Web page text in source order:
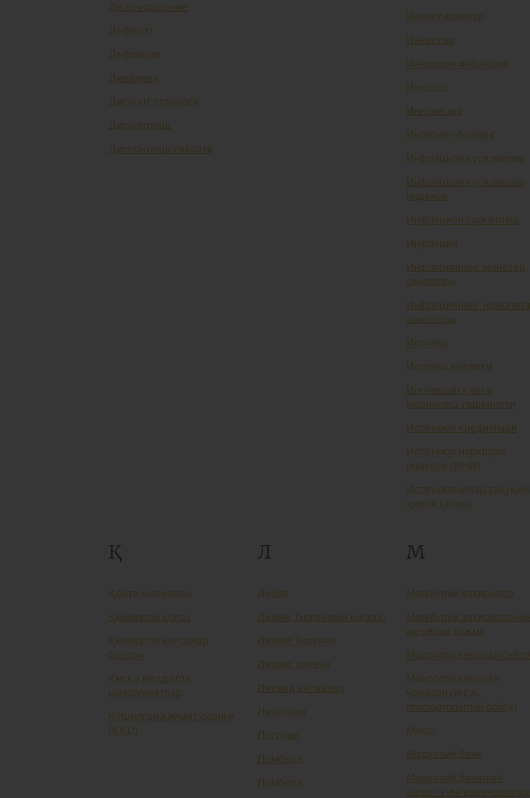
Депонирование
Дефицит
Дефляция
Дивиденд
Дисконт ставкаси
Дисконтлаш
Дисконтлаш сиёсати
Инвестициялар
Инвестор
Инерцион инфляция
Инкассо
Инновация
Интернет-банкинг
Инфляцион кутилмалар
Инфляцион кутилмалар
индекси
Инфляцион таргетлаш
Инфляция
Инфляциянинг монетар
омиллари
Инфляциянинг
омиллари
Ипотека
Ипотека кредити
Ипотекани қайта
молиялаш ташкилоти
Истеъмол кредитлари
Истеъмол нархлари
индекси (ИНИ)
Истеъмолчилар
ҳимоя қилиш
Қ
Қайта молиялаш
Қимматли қоғоз
Қимматли қоғозлар
бозори
Қисқа муддатли
мажбуриятлар
Қўшилган қиймат солиғи
(ҚҚС)
Л
Либор
Лизинг (молиявий ижара)
Лизинг берувчи
Лизинг олувчи
Ликвид активлар
Лицензия
Логотип
Ломбард
Ломбард
М
Мажбурий захиралар
Мажбурий
меъёрий ҳажми
Макропруденциал
Макропруденциал
чоралар (ингл.
macroprudential policy)
Маош
Марказий банк
Марказий банкнинг
валюта